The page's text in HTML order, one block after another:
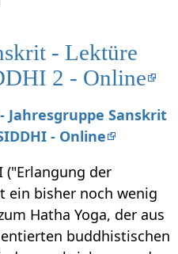
- Lektüre
2 - Online
- Jahresgruppe Sanskrit
- Online
("Erlangung der
ein bisher noch wenig
Hatha Yoga, der aus
buddhistischen